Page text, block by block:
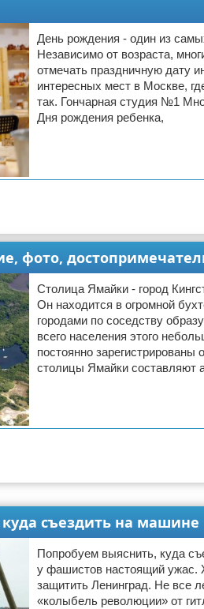
День рождения - один из
Независимо от возраста,
отмечать праздничную дату
интересных мест в Москве,
так. Гончарная студия №1
Дня рождения ребенка,
фото,
Столица Ямайки - город
Он находится в огромной
городами по соседству
всего населения этого
постоянно
столицы Ямайки составляют
съездить на машине
Попробуем выяснить, куда
у фашистов настоящий ужас.
защитить Ленинград. Не все
«колыбель революции» от